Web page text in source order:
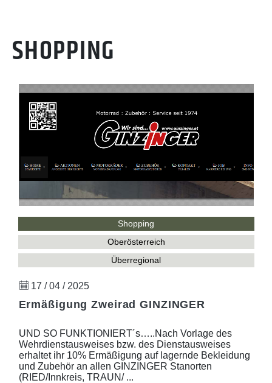
SHOPPING
Shopping
Oberösterreich
Überregional
17 / 04 / 2025
Ermäßigung Zweirad GINZINGER
UND SO FUNKTIONIERT´s…..Nach Vorlage des
Wehrdienstausweises bzw. des Dienstausweises
erhaltet ihr 10% Ermäßigung auf lagernde Bekleidung
und Zubehör an allen GINZINGER Stanorten
(RIED/Innkreis, TRAUN/ ...